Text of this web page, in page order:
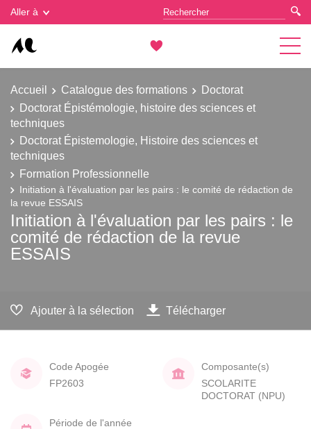
Aller à
Accueil Catalogue des formations
Doctorat
Doctorat Épistémologie, histoire des sciences et
techniques
Doctorat Épistemologie, Histoire des sciences et
techniques
Formation Professionnelle
Initiation à l'évaluation par les pairs : le comité de rédaction de
la revue ESSAIS
Initiation à l'évaluation par les pairs : le
comité de rédaction de la revue
ESSAIS
Ajouter à la sélection Télécharger
Code Apogée
FP2603
Composante(s)
SCOLARITE
DOCTORAT (NPU)
Période de l'année
Gestion des cookies